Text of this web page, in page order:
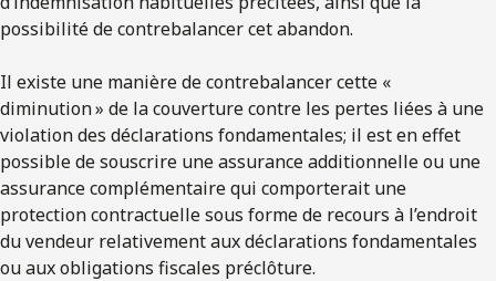
possibilité de contrebalancer cet abandon.
Il existe une manière de contrebalancer cette «
diminution » de la couverture contre les pertes liées à une
violation des déclarations fondamentales; il est en effet
possible de souscrire une assurance additionnelle ou une
assurance complémentaire qui comporterait une
protection contractuelle sous forme de recours à l’endroit
du vendeur relativement aux déclarations fondamentales
ou aux obligations fiscales préclôture.